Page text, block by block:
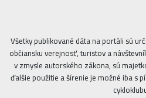
Všetky publikované dáta na portáli sú
občiansku verejnosť, turistov a
v zmysle autorského zákona, sú
ďalšie použitie a šírenie je možné iba s